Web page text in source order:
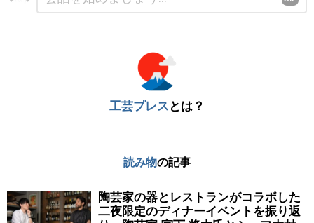
工芸プレス とは？
読み物の記事
陶芸家の器とレストランがコラボした
二夜限定のディナーイベントを振り返